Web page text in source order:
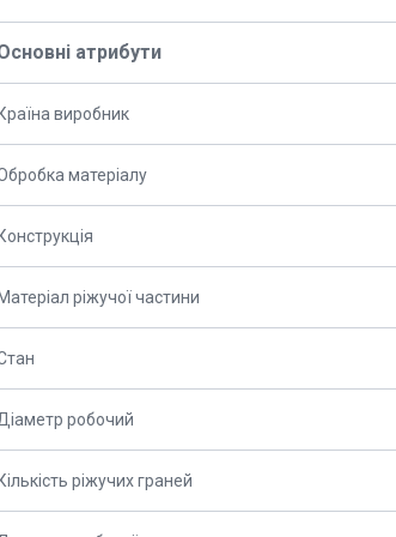
атрибути
виробник
матеріалу
ріжучої частини
робочий
ріжучих граней